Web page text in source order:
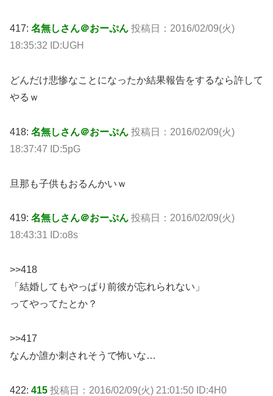
417: 名無しさん＠おーぷん 投稿日：2016/02/09(火)
18:35:32 ID:UGH
どんだけ悲惨なことになったか結果報告をするなら許して
やるｗ
418: 名無しさん＠おーぷん 投稿日：2016/02/09(火)
18:37:47 ID:5pG
旦那も子供もおるんかいｗ
419: 名無しさん＠おーぷん 投稿日：2016/02/09(火)
18:43:31 ID:o8s
>>418
「結婚してもやっぱり前彼が忘れられない」
ってやってたとか？
>>417
なんか誰か刺されそうで怖いな…
422: 415 投稿日：2016/02/09(火) 21:01:50 ID:4H0